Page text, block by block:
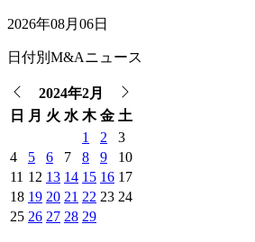
2026年08月06日
日付別M&Aニュース
2024年2月
日 月 火 水 木 金 土
1
2
3
4
5 6 7 8 9
10
11 12 13 14 15 16 17
18 19 20 21 22 23 24
25 26 27 28 29